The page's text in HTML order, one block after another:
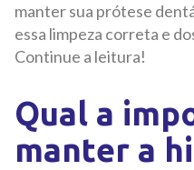
manter sua prótese
essa limpeza correta e
Continue a leitura!
Qual a
manter a